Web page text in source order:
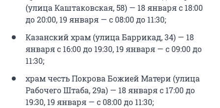
(улица Каштаковская, 58) — 18 января с 18:00
до 20:00, 19 января — с 08:00 до 11:30;
Казанский храм (улица Баррикад, 34) — 18
января с 16:00 до 19:30, 19 января — с 09:00 до
11:30;
храм честь Покрова Божией Матери (улица
Рабочего Штаба, 29а) — 18 января с 17:00 до
19:30, 19 января — с 08:00 до 11:30;